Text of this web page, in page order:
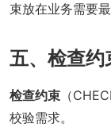
束放在业务需要
五、检查约
检查约束 （
校验需求。